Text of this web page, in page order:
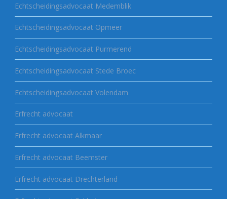
Echtscheidingsadvocaat Medemblik
Echtscheidingsadvocaat Opmeer
Echtscheidingsadvocaat Purmerend
Echtscheidingsadvocaat Stede Broec
Echtscheidingsadvocaat Volendam
Erfrecht advocaat
Erfrecht advocaat Alkmaar
Erfrecht advocaat Beemster
Erfrecht advocaat Drechterland